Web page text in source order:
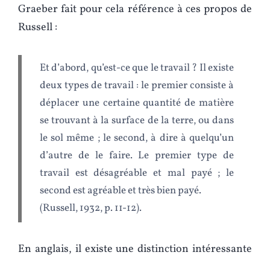
Graeber fait pour cela référence à ces propos de
Russell :
Et d’abord, qu’est-ce que le travail ? Il existe
deux types de travail : le premier consiste à
déplacer une certaine quantité de matière
se trouvant à la surface de la terre, ou dans
le sol même ; le second, à dire à quelqu’un
d’autre de le faire. Le premier type de
travail est désagréable et mal payé ; le
second est agréable et très bien payé.
(Russell, 1932, p. 11-12).
En anglais, il existe une distinction intéressante